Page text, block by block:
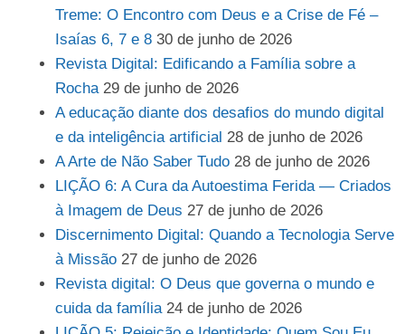
Treme: O Encontro com Deus e a Crise de Fé –
Isaías 6, 7 e 8 30 de junho de 2026
Revista Digital: Edificando a Família sobre a
Rocha 29 de junho de 2026
A educação diante dos desafios do mundo digital
e da inteligência artificial 28 de junho de 2026
A Arte de Não Saber Tudo 28 de junho de 2026
LIÇÃO 6: A Cura da Autoestima Ferida — Criados
à Imagem de Deus 27 de junho de 2026
Discernimento Digital: Quando a Tecnologia Serve
à Missão 27 de junho de 2026
Revista digital: O Deus que governa o mundo e
cuida da família 24 de junho de 2026